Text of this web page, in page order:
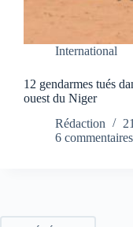
International
12 gendarmes tués
ouest du Niger
Rédaction
6 commentaires